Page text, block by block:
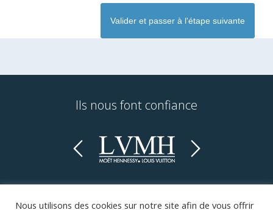
Ils nous font confiance
Nous utilisons des cookies sur notre site afin de vous offrir